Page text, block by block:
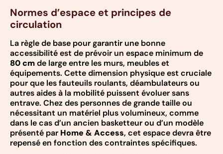
Normes d’espace et principes de
circulation
La règle de base pour garantir une bonne
accessibilité est de prévoir un espace minimum de
80 cmde large entre les murs, meubles et
équipements. Cette dimension physique est cruciale
pour que les fauteuils roulants, déambulateurs ou
autres aides à la mobilité puissent évoluer sans
entrave. Chez des personnes de grande taille ou
nécessitant un matériel plus volumineux, comme
dans le cas d’un ancien basketteur ou d’un modèle
présenté par Home & Access, cet espace devra être
repensé en fonction des contraintes spécifiques.